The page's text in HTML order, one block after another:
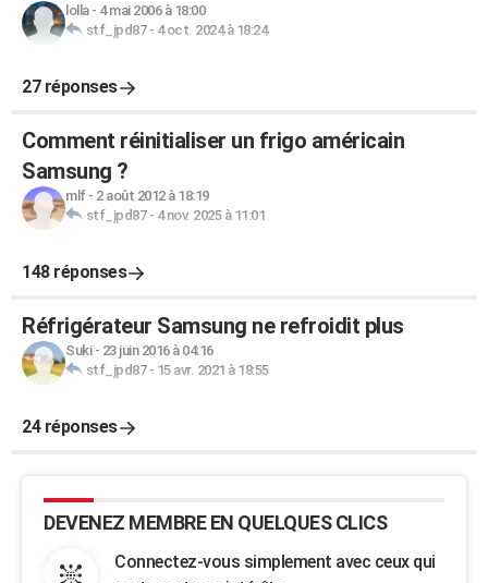
lolla- 4 mai 2006 à 18:00
stf_jpd87- 4 oct. 2024 à 18:24
27 réponses
Comment réinitialiser un frigo américain
Samsung ?
mlf- 2 août 2012 à 18:19
stf_jpd87- 4 nov. 2025 à 11:01
148 réponses
Réfrigérateur Samsung ne refroidit plus
Suki- 23 juin 2016 à 04:16
stf_jpd87- 15 avr. 2021 à 18:55
24 réponses
DEVENEZ MEMBRE EN QUELQUES CLICS
Connectez-vous simplement avec ceux qui